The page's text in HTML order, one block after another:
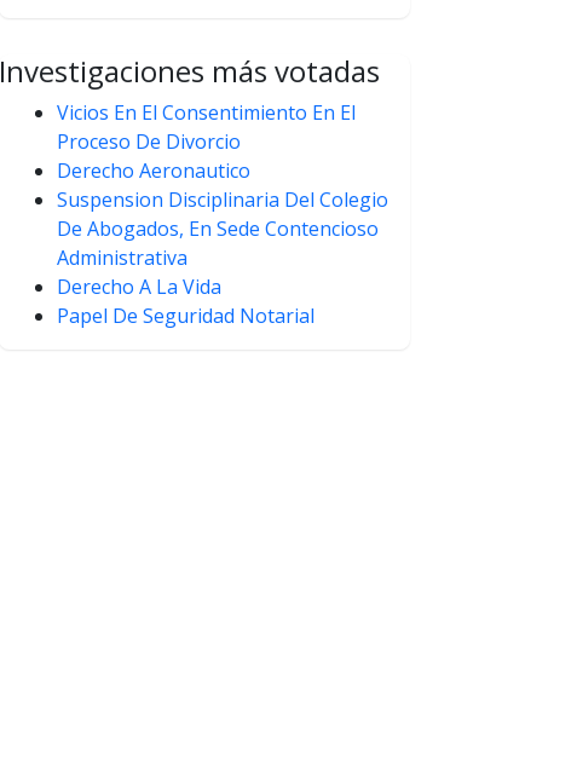
Investigaciones más votadas
Vicios En El Consentimiento En El
Proceso De Divorcio
Derecho Aeronautico
Suspension Disciplinaria Del Colegio
De Abogados, En Sede Contencioso
Administrativa
Derecho A La Vida
Papel De Seguridad Notarial